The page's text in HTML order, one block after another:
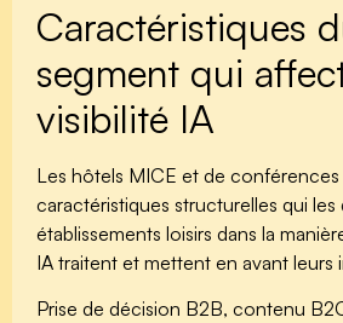
Caractéristiques
segment qui
visibilité IA
Les hôtels MICE et de
caractéristiques structurelles qui les
établissements loisirs dans la
IA traitent et mettent en avant leurs
Prise de décision B2B, contenu